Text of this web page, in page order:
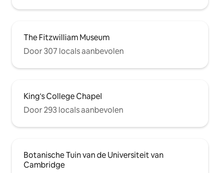
The Fitzwilliam Museum
Door 307 locals aanbevolen
King's College Chapel
Door 293 locals aanbevolen
Botanische Tuin van de Universiteit van
Cambridge